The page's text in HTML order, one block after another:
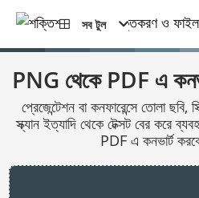
সব টুল
PNG থেকে PDF এ
প্রেজেন্টেশন বা কনফারেন্সে তোলা
স্ক্যান ইত্যাদি থেকে টেক্সট বের করে
PDF এ কনভার্ট